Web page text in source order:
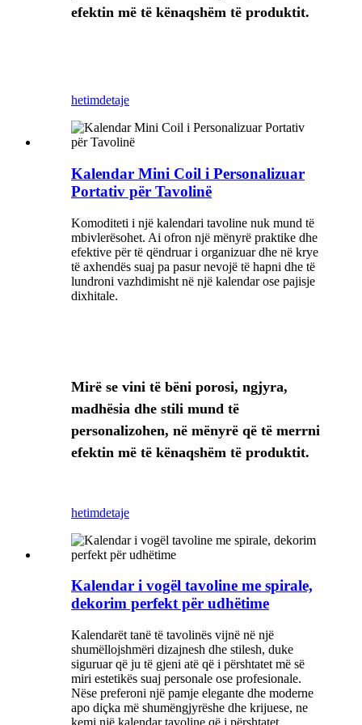
efektin më të kënaqshëm të produktit.
hetimdetaje
Kalendar Mini Coil i Personalizuar
Portativ për Tavolinë
Komoditeti i një kalendari tavoline nuk mund të
mbivlerësohet. Ai ofron një mënyrë praktike dhe
efektive për të qëndruar i organizuar dhe në krye
të axhendës suaj pa pasur nevojë të hapni dhe të
lundroni vazhdimisht në një kalendar ose pajisje
dixhitale.
Mirë se vini të bëni porosi, ngjyra,
madhësia dhe stili mund të
personalizohen, në mënyrë që të merrni
efektin më të kënaqshëm të produktit.
hetimdetaje
Kalendar i vogël tavoline me spirale,
dekorim perfekt për udhëtime
Kalendarët tanë të tavolinës vijnë në një
shumëllojshmëri dizajnesh dhe stilesh, duke
siguruar që ju të gjeni atë që i përshtatet më së
miri estetikës suaj personale ose profesionale.
Nëse preferoni një pamje elegante dhe moderne
apo diçka më shumëngjyrëshe dhe krijuese, ne
kemi një kalendar tavoline që i përshtatet